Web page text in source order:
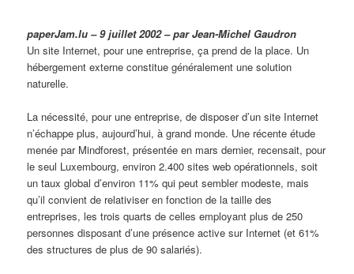
paperJam.lu – 9 juillet 2002 – par Jean-Michel Gaudron
Un site Internet, pour une entreprise, ça prend de la place. Un
hébergement externe constitue généralement une solution
naturelle.
La nécessité, pour une entreprise, de disposer d’un site Internet
n’échappe plus, aujourd’hui, à grand monde. Une récente étude
menée par Mindforest, présentée en mars dernier, recensait, pour
le seul Luxembourg, environ 2.400 sites web opérationnels, soit
un taux global d’environ 11% qui peut sembler modeste, mais
qu’il convient de relativiser en fonction de la taille des
entreprises, les trois quarts de celles employant plus de 250
personnes disposant d’une présence active sur Internet (et 61%
des structures de plus de 90 salariés).